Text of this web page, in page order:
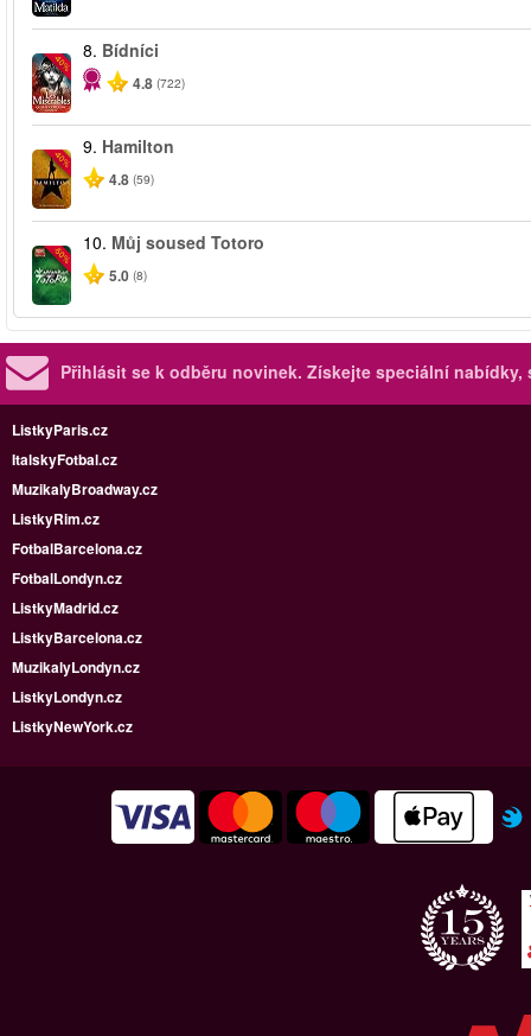
-40%
8. Bídníci
4.8 (722)
-40%
9. Hamilton
4.8 (59)
-50%
10. Můj soused Totoro
5.0 (8)
Přihlásit se k odběru novinek. Získejte speciální nabídky,
ListkyParis.cz
ItalskyFotbal.cz
MuzikalyBroadway.cz
ListkyRim.cz
FotbalBarcelona.cz
FotbalLondyn.cz
ListkyMadrid.cz
ListkyBarcelona.cz
MuzikalyLondyn.cz
ListkyLondyn.cz
ListkyNewYork.cz